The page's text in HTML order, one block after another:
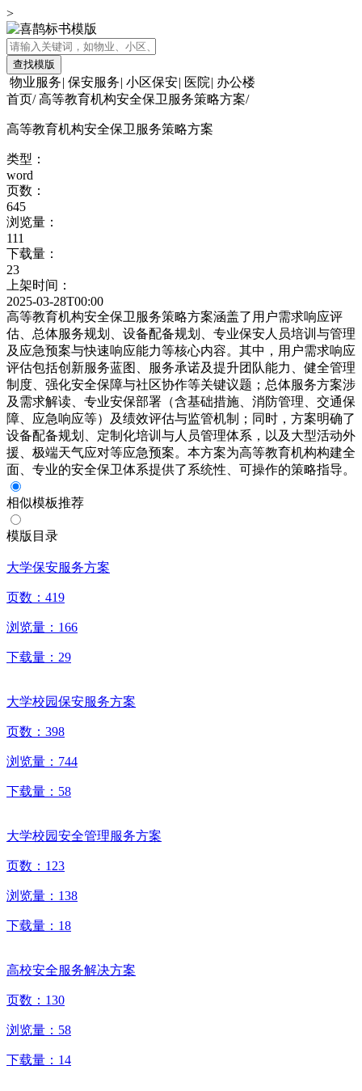
>
查找模版
物业服务| 保安服务| 小区保安| 医院| 办公楼
首页/ 高等教育机构安全保卫服务策略方案/
高等教育机构安全保卫服务策略方案
类型：
word
页数：
645
浏览量：
111
下载量：
23
上架时间：
2025-03-28T00:00
高等教育机构安全保卫服务策略方案涵盖了用户需求响应评
估、总体服务规划、设备配备规划、专业保安人员培训与管理
及应急预案与快速响应能力等核心内容。其中，用户需求响应
评估包括创新服务蓝图、服务承诺及提升团队能力、健全管理
制度、强化安全保障与社区协作等关键议题；总体服务方案涉
及需求解读、专业安保部署（含基础措施、消防管理、交通保
障、应急响应等）及绩效评估与监管机制；同时，方案明确了
设备配备规划、定制化培训与人员管理体系，以及大型活动外
援、极端天气应对等应急预案。本方案为高等教育机构构建全
面、专业的安全保卫体系提供了系统性、可操作的策略指导。
相似模板推荐
模版目录
大学保安服务方案
页数： 419
浏览量： 166
下载量： 29
大学校园保安服务方案
页数： 398
浏览量： 744
下载量： 58
大学校园安全管理服务方案
页数： 123
浏览量： 138
下载量： 18
高校安全服务解决方案
页数： 130
浏览量： 58
下载量： 14